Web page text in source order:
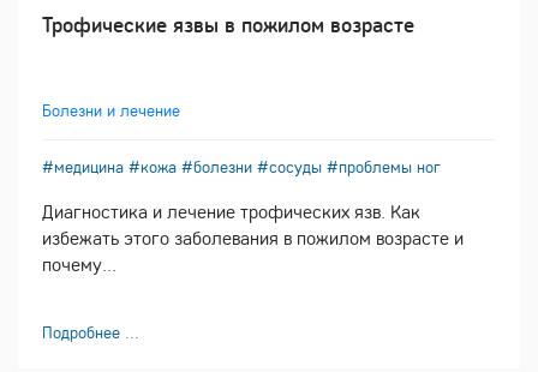
Трофические язвы в пожилом возрасте
Болезни и лечение
#медицина #кожа #болезни #сосуды #проблемы ног
Диагностика и лечение трофических язв. Как
избежать этого заболевания в пожилом возрасте и
почему...
Подробнее ...